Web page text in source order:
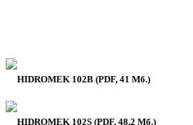
HIDROMEK 102B (PDF, 41 Мб.)
HIDROMEK 102S (PDF, 48,2 Мб.)